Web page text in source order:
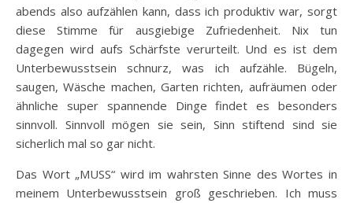
abends also aufzählen kann, dass ich produktiv war, sorgt
diese Stimme für ausgiebige Zufriedenheit. Nix tun
dagegen wird aufs Schärfste verurteilt. Und es ist dem
Unterbewusstsein schnurz, was ich aufzähle. Bügeln,
saugen, Wäsche machen, Garten richten, aufräumen oder
ähnliche super spannende Dinge findet es besonders
sinnvoll. Sinnvoll mögen sie sein, Sinn stiftend sind sie
sicherlich mal so gar nicht.
Das Wort „MUSS“ wird im wahrsten Sinne des Wortes in
meinem Unterbewusstsein groß geschrieben. Ich muss